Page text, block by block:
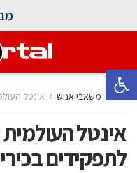
פתח סרגל נגישות
בית משאבי אנוש אינטל העולמית ממנה 10
לתפקידים